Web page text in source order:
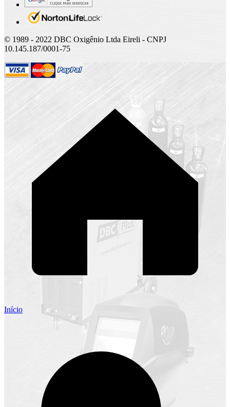
© 1989 - 2022 DBC Oxigênio Ltda Eireli - CNPJ
10.145.187/0001-75
Início